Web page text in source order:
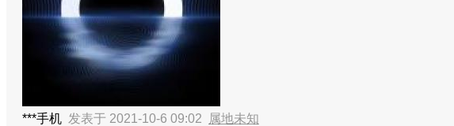
***手机 发表于 2021-10-6 09:02 属地未知